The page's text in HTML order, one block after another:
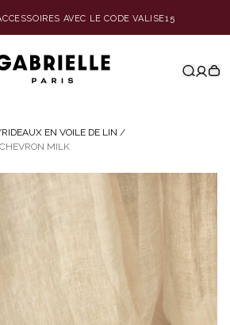
AVEC LE CODE VALISE15
RIDEAUX EN VOILE DE LIN /
MILK